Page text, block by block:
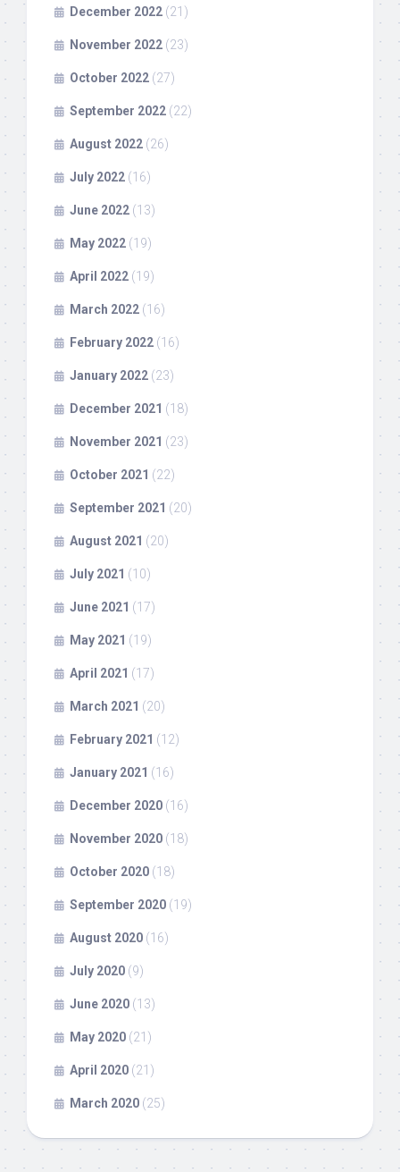
December 2022 (21)
November 2022 (23)
October 2022 (27)
September 2022 (22)
August 2022 (26)
July 2022 (16)
June 2022 (13)
May 2022 (19)
April 2022 (19)
March 2022 (16)
February 2022 (16)
January 2022 (23)
December 2021 (18)
November 2021 (23)
October 2021 (22)
September 2021 (20)
August 2021 (20)
July 2021 (10)
June 2021 (17)
May 2021 (19)
April 2021 (17)
March 2021 (20)
February 2021 (12)
January 2021 (16)
December 2020 (16)
November 2020 (18)
October 2020 (18)
September 2020 (19)
August 2020 (16)
July 2020 (9)
June 2020 (13)
May 2020 (21)
April 2020 (21)
March 2020 (25)